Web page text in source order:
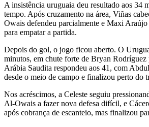
A insistência uruguaia deu resultado aos 34
tempo. Após cruzamento na área, Viñas
Owais defendeu parcialmente e Maxi
para empatar a partida.
Depois do gol, o jogo ficou aberto. O
minutos, em chute forte de Bryan Rodríguez
Arábia Saudita respondeu aos 41, com
desde o meio de campo e finalizou perto do
Nos acréscimos, a Celeste seguiu
Al-Owais a fazer nova defesa difícil, e
após cobrança de escanteio, mas finalizou